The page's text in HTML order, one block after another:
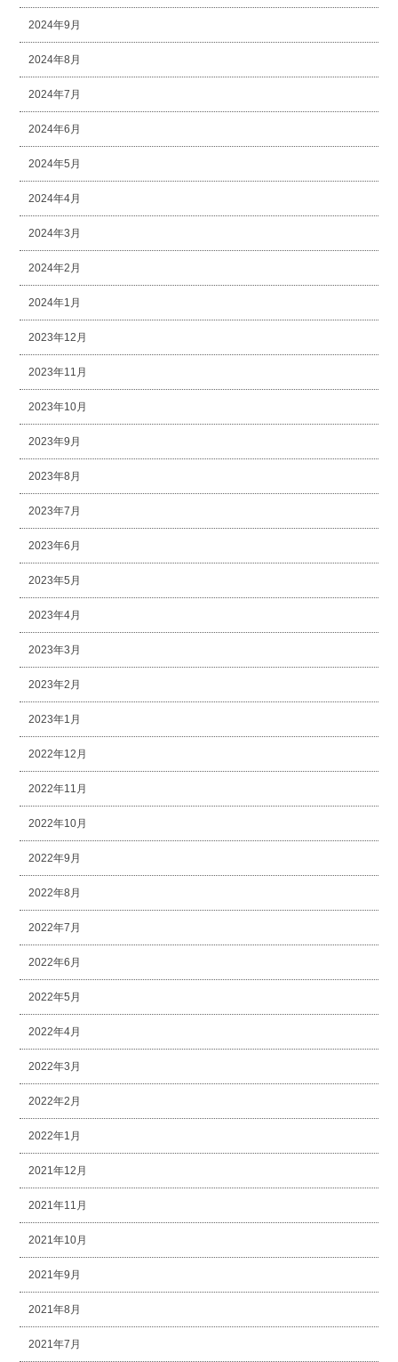
2024年9月
2024年8月
2024年7月
2024年6月
2024年5月
2024年4月
2024年3月
2024年2月
2024年1月
2023年12月
2023年11月
2023年10月
2023年9月
2023年8月
2023年7月
2023年6月
2023年5月
2023年4月
2023年3月
2023年2月
2023年1月
2022年12月
2022年11月
2022年10月
2022年9月
2022年8月
2022年7月
2022年6月
2022年5月
2022年4月
2022年3月
2022年2月
2022年1月
2021年12月
2021年11月
2021年10月
2021年9月
2021年8月
2021年7月